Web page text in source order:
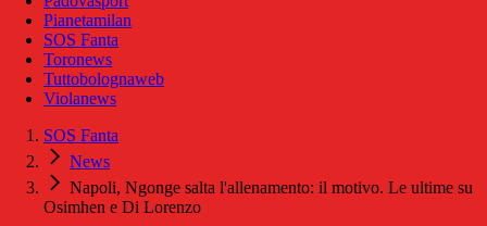
Pianetamilan
SOS Fanta
Toronews
Tuttobolognaweb
Violanews
SOS Fanta
News
Napoli, Ngonge salta l'allenamento: il motivo. Le ultime su
Osimhen e Di Lorenzo